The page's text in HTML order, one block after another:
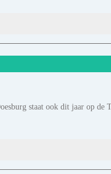
staat ook dit jaar op de